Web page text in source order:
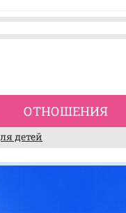
ОТНОШЕНИЯ
детей